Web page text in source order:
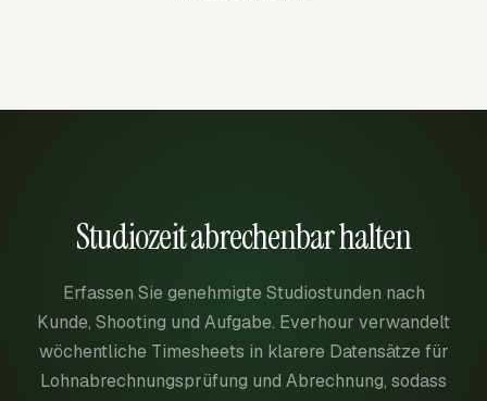
Studiozeit abrechenbar halten
Erfassen Sie genehmigte Studiostunden nach
Kunde, Shooting und Aufgabe. Everhour verwandelt
wöchentliche Timesheets in klarere Datensätze für
Lohnabrechnungsprüfung und Abrechnung, sodass